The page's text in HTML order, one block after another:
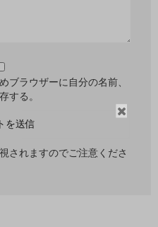
閉
る
ブラウザーに自分の名前、
する。
されますのでご注意くださ